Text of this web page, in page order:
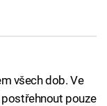
všech dob. Ve
pouze